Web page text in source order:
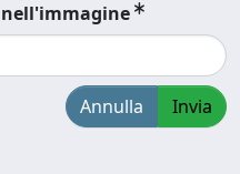
Annulla Invia